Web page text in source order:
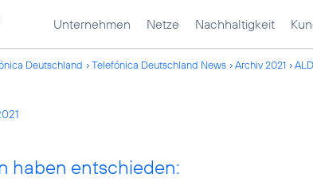
Unternehmen Netze Nachhaltigkeit
Deutschland Telefónica Deutschland News Archiv 2021
haben entschieden: